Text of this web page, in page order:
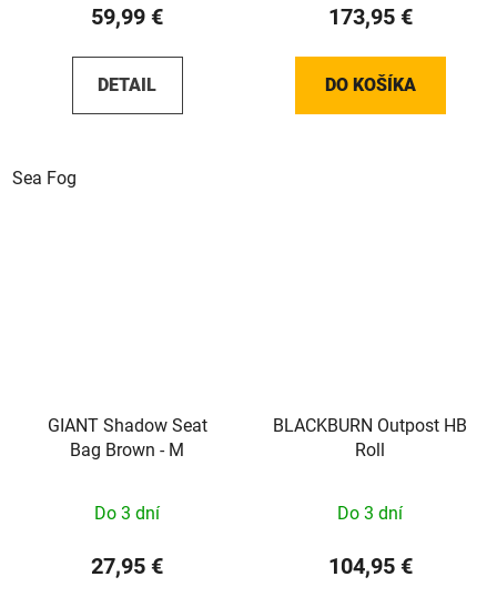
59,99 €
DETAIL
Sea Fog
173,95 €
DO KOŠÍKA
GIANT Shadow Seat
Bag Brown - M
Do 3 dní
27,95 €
BLACKBURN Outpost HB
Roll
Do 3 dní
104,95 €